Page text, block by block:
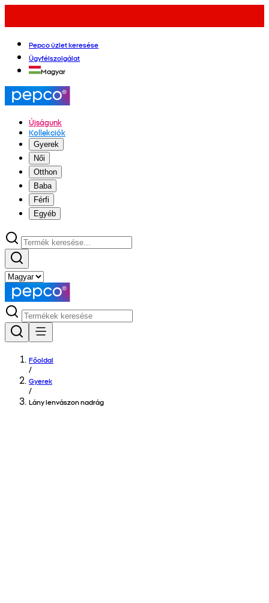
Pepco üzlet keresése
Ügyfélszolgálat
Magyar
Újságunk
Kollekciók
Gyerek
Női
Otthon
Baba
Férfi
Egyéb
Főoldal
/
Gyerek
/
Lány lenvászon nadrág